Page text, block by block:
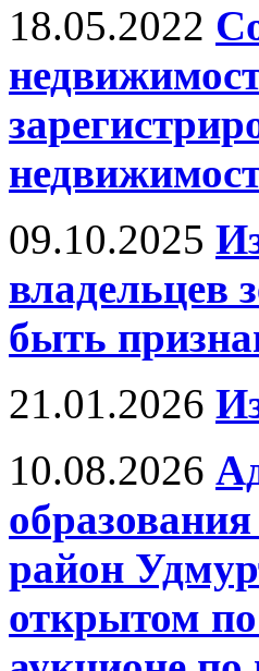
18.05.2022
09.10.2025
владельцев
быть
21.01.2026
10.08.2026
район
открытом по